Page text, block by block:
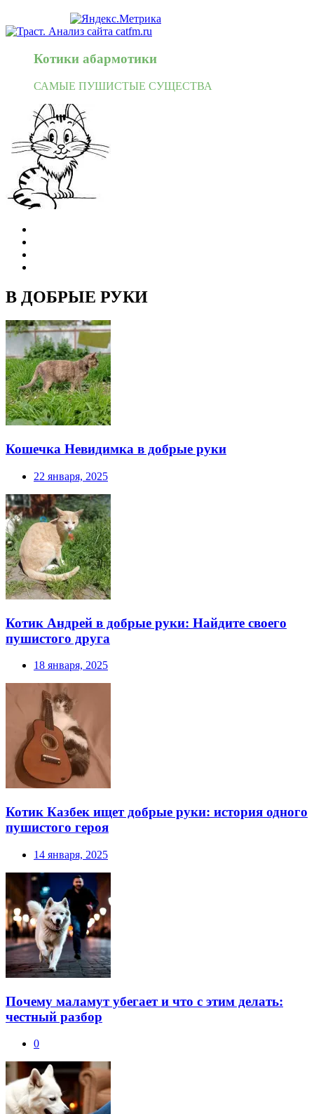
Котики абармотики
САМЫЕ ПУШИСТЫЕ СУЩЕСТВА
В ДОБРЫЕ РУКИ
Кошечка Невидимка в добрые руки
22 января, 2025
Котик Андрей в добрые руки: Найдите своего
пушистого друга
18 января, 2025
Котик Казбек ищет добрые руки: история одного
пушистого героя
14 января, 2025
Почему маламут убегает и что с этим делать:
честный разбор
0